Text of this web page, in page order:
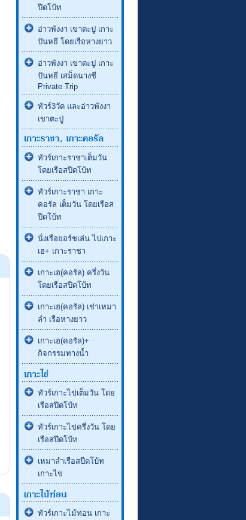
ปีดโบ้ท
อ่าวพังงา เขาตะปู เกาะ
ปันหยี โดยเรือหางยาว
อ่าวพังงา เขาตะปู เกาะ
ปันหยี เสม็ดนางชี
Private Trip
ทัวร์3วัด และอ่าวพังงา
เขาตะปู
ทัวร์เกาะราชาเต็มวัน
โดยเรือสปีดโบ้ท
ทัวร์เกาะราชา เกาะ
คอรัล เต็มวัน โดยเรือส
ปีดโบ้ท
นั่งเรือยอร์ชเล่น ไปเกาะ
เฮ+ เกาะราชา
เกาะเฮ(คอรัล) ครึ่งวัน
โดยเรือสปีดโบ้ท
เกาะเฮ(คอรัล) เช่าเหมา
ลำ เรือหางยาว
เกาะเฮ(คอรัล)+
กิจกรรมทางน้ำ
ทัวร์เกาะไข่เต็มวัน โดย
เรือสปีดโบ้ท
ทัวร์เกาะไข่ครึ่งวัน โดย
เรือสปีดโบ้ท
เหมาลำเรือสปีดโบ้ท
เกาะไข่
ทัวร์เกาะไม้ท่อน เกาะ